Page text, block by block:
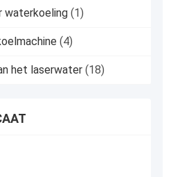
waterkoeling (1)
(4)
het laserwater (18)